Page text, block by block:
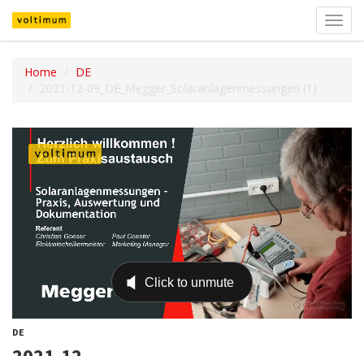
Home
DE
2021-12-09_DE_Megger_Solaranlagenmessungen (1)
DE